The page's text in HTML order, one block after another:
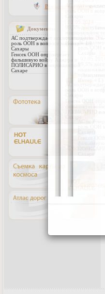
Вся записная книжка
Документы
АС подтверждает исключительную
роль ООН в вопросе марокканской
Сахары
Генсек ООН опровергает
фальшивую войну Алжира и
ПОЛИСАРИО в марокканской
Сахаре
архивы